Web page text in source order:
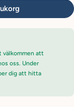
Cream
välkommen att
oss. Under
dig att hitta